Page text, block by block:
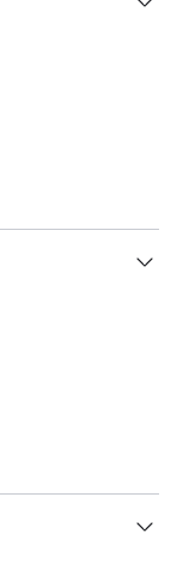
nadzorem osoby